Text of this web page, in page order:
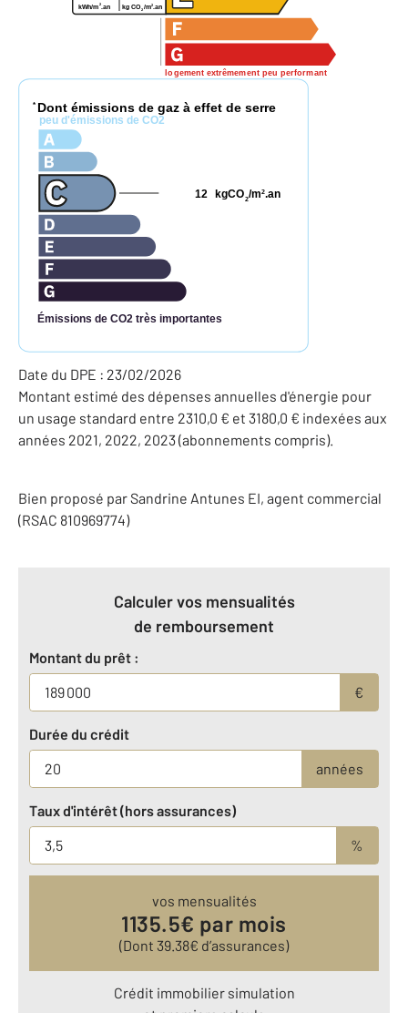
logement extrêmement peu performant
kWh/m2.an kg CO2/m2 .an
* Dont émissions de gaz à effet de serre
peu d'émissions de CO2
Émissions de CO2 très importantes
kgCO2/m2.an
12
Date du DPE : 23/02/2026
Montant estimé des dépenses annuelles d'énergie pour
un usage standard entre 2310,0 € et 3180,0 € indexées aux
années 2021, 2022, 2023 (abonnements compris).
Bien proposé parSandrine Antunes EI, agent commercial
(RSAC 810969774)
Calculer vos mensualités
de remboursement
Montant du prêt :
€
Durée du crédit
années
Taux d'intérêt (hors assurances)
%
vos mensualités
1135.5€ par mois
(Dont 39.38€ d’assurances)
Crédit immobilier simulation